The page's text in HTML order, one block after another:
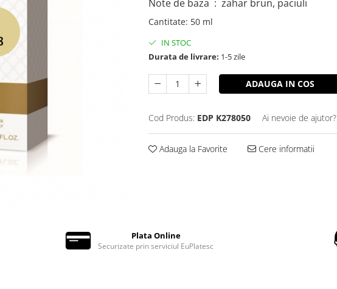
Note de baza : zahar brun, paciuli
Cantitate: 50 ml
IN STOC
Durata de livrare: 1-5 zile
ADAUGA IN COS
Cod Produs: EDP K278050 Ai nevoie de ajutor?
Adauga la Favorite Cere informatii
Plata Online
Securizate prin serviciul EuPlatesc